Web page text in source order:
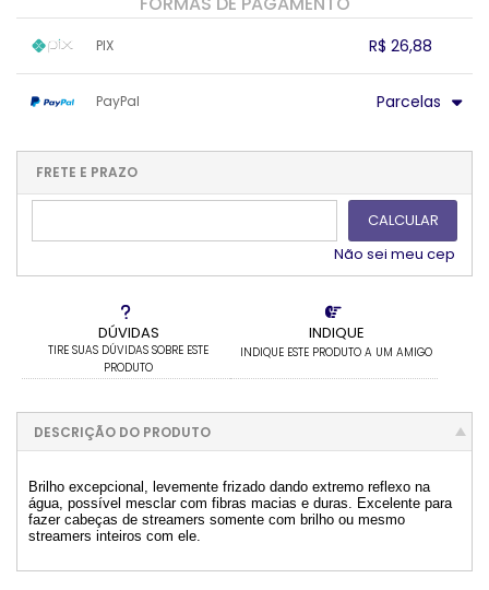
DÚVIDAS
TIRE SUAS DÚVIDAS SOBRE ESTE
PRODUTO
INDIQUE
INDIQUE ESTE PRODUTO A UM AMIGO
PIX R$ 26,88
.
PayPal Parcelas
2x sem juros de R$ 14,45
....
FRETE E PRAZO
CALCULAR
Não sei meu cep
DESCRIÇÃO DO PRODUTO
Brilho excepcional, levemente frizado dando extremo reflexo na
água, possível mesclar com fibras macias e duras. Excelente para
fazer cabeças de streamers somente com brilho ou mesmo
streamers inteiros com ele.